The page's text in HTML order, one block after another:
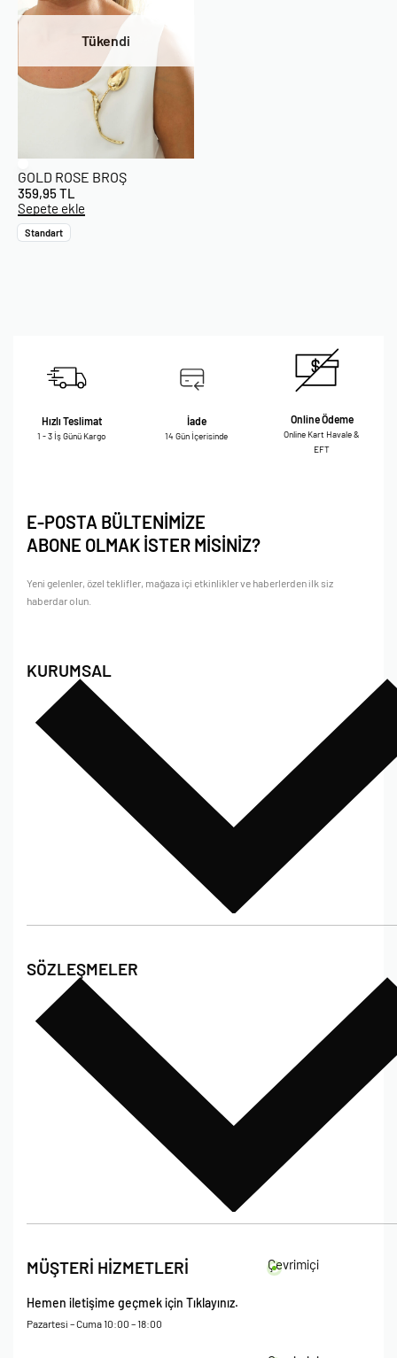
Tükendi
GOLD ROSE BROŞ
359,95TL
Sepete ekle
Standart
Hızlı Teslimat
1 - 3 İş Günü Kargo
İade
14 Gün İçerisinde
Online Ödeme
Online Kart Havale &
EFT
KURUMSAL
Poshet Blog
Sıkça Sorulan Sorular
Bize Ulaşın
SÖZLEŞMELER
MÜŞTERİ HİZMETLERİ Çevrimiçi
Hemen iletişime geçmek için Tıklayınız.
Pazartesi – Cuma 10:00 – 18:00
E-POSTA BÜLTENİMİZE
ABONE OLMAK İSTER MİSİNİZ?
Yeni gelenler, özel teklifler, mağaza içi etkinlikler ve haberlerden ilk siz
haberdar olun.